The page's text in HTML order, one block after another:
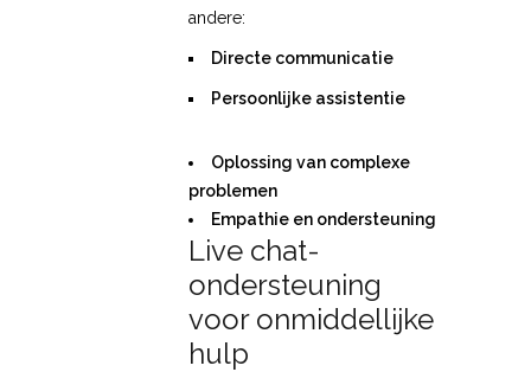
andere:
Directe communicatie
Persoonlijke assistentie
Oplossing van complexe
problemen
Empathie en ondersteuning
Live chat-
ondersteuning
voor onmiddellijke
hulp